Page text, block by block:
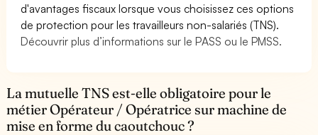
d'avantages fiscaux lorsque vous choisissez ces options
de protection pour les travailleurs non-salariés (TNS).
Découvrir plus d’informations sur le PASS ou le PMSS.
La mutuelle TNS est-elle obligatoire pour le
métier Opérateur / Opératrice sur machine de
mise en forme du caoutchouc ?